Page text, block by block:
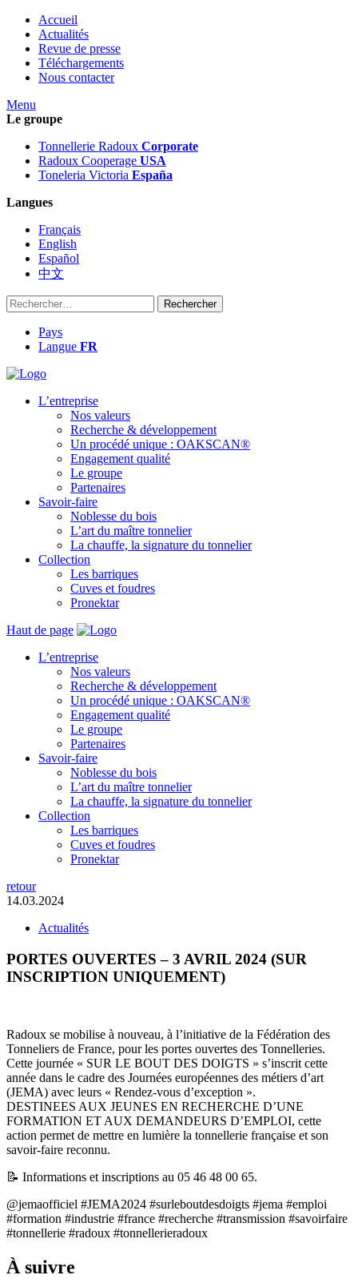
Accueil
Actualités
Revue de presse
Téléchargements
Nous contacter
Menu
Le groupe
Tonnellerie Radoux Corporate
Radoux Cooperage USA
Toneleria Victoria España
Langues
Français
English
Español
中文
Rechercher :
Pays
Langue FR
L’entreprise
Nos valeurs
Recherche & développement
Un procédé unique : OAKSCAN®
Engagement qualité
Le groupe
Partenaires
Savoir-faire
Noblesse du bois
L’art du maître tonnelier
La chauffe, la signature du tonnelier
Collection
Les barriques
Cuves et foudres
Pronektar
Haut de page
L’entreprise
Nos valeurs
Recherche & développement
Un procédé unique : OAKSCAN®
Engagement qualité
Le groupe
Partenaires
Savoir-faire
Noblesse du bois
L’art du maître tonnelier
La chauffe, la signature du tonnelier
Collection
Les barriques
Cuves et foudres
Pronektar
retour
14.03.2024
Actualités
PORTES OUVERTES – 3 AVRIL 2024 (SUR
INSCRIPTION UNIQUEMENT)
Radoux se mobilise à nouveau, à l’initiative de la Fédération des
Tonneliers de France, pour les portes ouvertes des Tonnelleries.
Cette journée « SUR LE BOUT DES DOIGTS » s’inscrit cette
année dans le cadre des Journées européennes des métiers d’art
(JEMA) avec leurs « Rendez-vous d’exception ».
DESTINEES AUX JEUNES EN RECHERCHE D’UNE
FORMATION ET AUX DEMANDEURS D’EMPLOI, cette
action permet de mettre en lumière la tonnellerie française et son
savoir-faire reconnu.
📝 Informations et inscriptions au 05 46 48 00 65.
@jemaofficiel #JEMA2024 #surleboutdesdoigts #jema #emploi
#formation #industrie #france #recherche #transmission #savoirfaire
#tonnellerie #radoux #tonnellerieradoux
À suivre